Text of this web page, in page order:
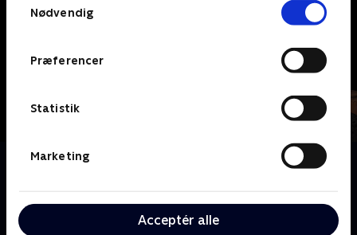
Nødvendig
Præferencer
Statistik
Marketing
Acceptér alle
Om Harlots
Margaret Wells med at balancere mellem rollen som
mor og det faktum, at hun er ejer af et bordel.